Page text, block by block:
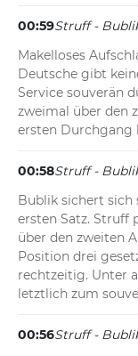
00:59Struff -
Makelloses
Deutsche gibt
Service souverän
zweimal über den
ersten Durchgang
00:58Struff -
Bublik sichert sich
ersten Satz. Struff
über den zweiten
Position drei
rechtzeitig. Unter
letztlich zum
00:56Struff - Bublik